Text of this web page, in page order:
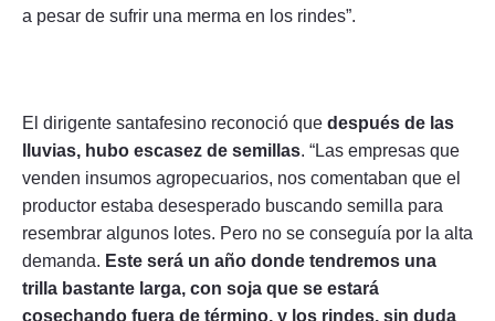
a pesar de sufrir una merma en los rindes”.
El dirigente santafesino reconoció que después de las
lluvias, hubo escasez de semillas. “Las empresas que
venden insumos agropecuarios, nos comentaban que el
productor estaba desesperado buscando semilla para
resembrar algunos lotes. Pero no se conseguía por la alta
demanda. Este será un año donde tendremos una
trilla bastante larga, con soja que se estará
cosechando fuera de término, y los rindes, sin duda